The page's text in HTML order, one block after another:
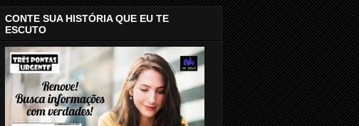
CONTE SUA HISTÓRIA QUE EU TE
ESCUTO